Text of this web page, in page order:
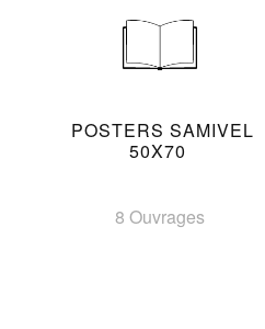
POSTERS SAMIVEL
50X70
8 Ouvrages